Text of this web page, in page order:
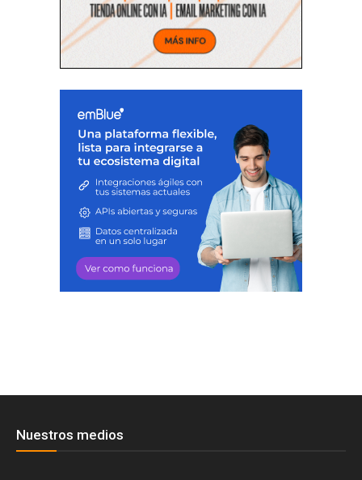
Nuestros medios